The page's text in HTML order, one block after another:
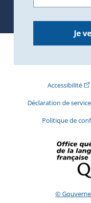
Je
Accessibilité
Déclaration de
Politique de
©